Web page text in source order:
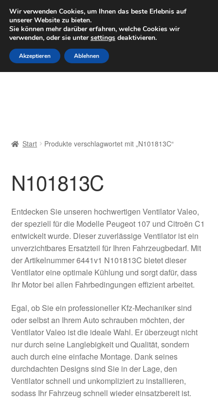
LIEFERUNG ab 6 EUR
Mo–Fr 9–16 Uhr · 0175 7465658
Zur
Navigation
springen
Zum
Inhalt
springen
Datenschutz-Bestimmungen
Impressum
Kasse
Kontakt
Lieferung
Mein Konto
Über uns
Warenkorb
Weltweiter Versand
Start Produkte verschlagwortet mit „N101813C“
N101813C
Entdecken Sie unseren hochwertigen Ventilator Valeo,
der speziell für die Modelle Peugeot 107 und Citroën C1
entwickelt wurde. Dieser zuverlässige Ventilator ist ein
unverzichtbares Ersatzteil für Ihren Fahrzeugbedarf. Mit
der Artikelnummer 6441v1 N101813C bietet dieser
Ventilator eine optimale Kühlung und sorgt dafür, dass
Ihr Motor bei allen Fahrbedingungen effizient arbeitet.
Egal, ob Sie ein professioneller Kfz-Mechaniker sind
oder selbst an Ihrem Auto schrauben möchten, der
Ventilator Valeo ist die ideale Wahl. Er überzeugt nicht
nur durch seine Langlebigkeit und Qualität, sondern
auch durch eine einfache Montage. Dank seines
durchdachten Designs sind Sie in der Lage, den
Ventilator schnell und unkompliziert zu installieren,
sodass Ihr Fahrzeug schnell wieder einsatzbereit ist.
Wir verwenden Cookies, um Ihnen das beste Erlebnis auf
unserer Website zu bieten.
Sie können mehr darüber erfahren, welche Cookies wir
verwenden, oder sie untersettings deaktivieren.
Akzeptieren Ablehnen